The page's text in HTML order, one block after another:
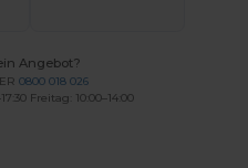
Angebot?
0800 018 026
Freitag: 10:00–14:00